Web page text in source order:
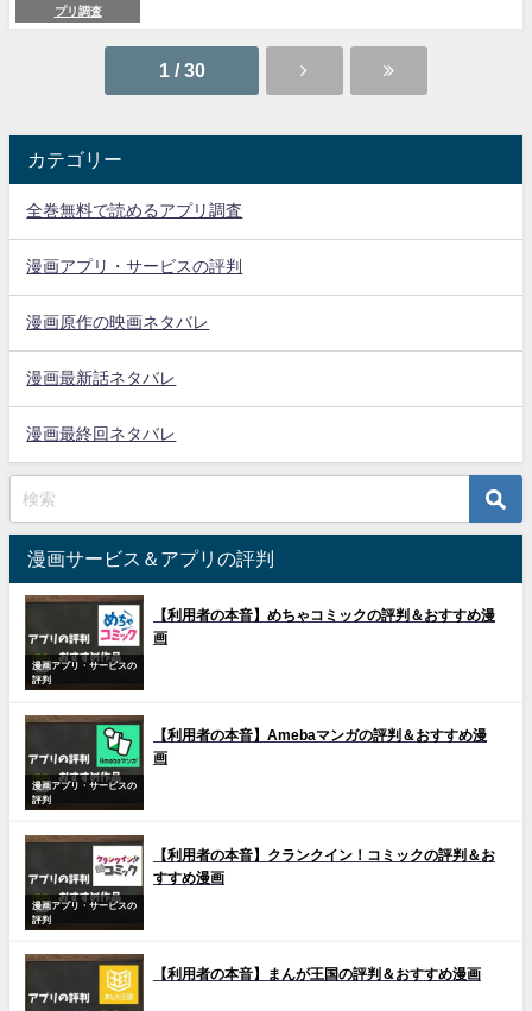
プリ調査
1 / 30
カテゴリー
全巻無料で読めるアプリ調査
漫画アプリ・サービスの評判
漫画原作の映画ネタバレ
漫画最新話ネタバレ
漫画最終回ネタバレ
漫画サービス＆アプリの評判
漫画アプリ・サービスの
評判
【利用者の本音】めちゃコミックの評判＆おすすめ漫
画
漫画アプリ・サービスの
評判
【利用者の本音】Amebaマンガの評判＆おすすめ漫
画
漫画アプリ・サービスの
評判
【利用者の本音】クランクイン！コミックの評判＆お
すすめ漫画
【利用者の本音】まんが王国の評判＆おすすめ漫画